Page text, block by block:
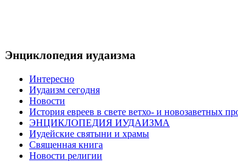
Энциклопедия иудаизма
Интересно
Иудаизм сегодня
Новости
История евреев в свете ветхо- и новозаветных
ЭНЦИКЛОПЕДИЯ ИУДАИЗМА
Иудейские святыни и храмы
Священная книга
Новости религии